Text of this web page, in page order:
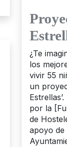
¿Te
los
vivir 55
un
por la
de
apoyo de